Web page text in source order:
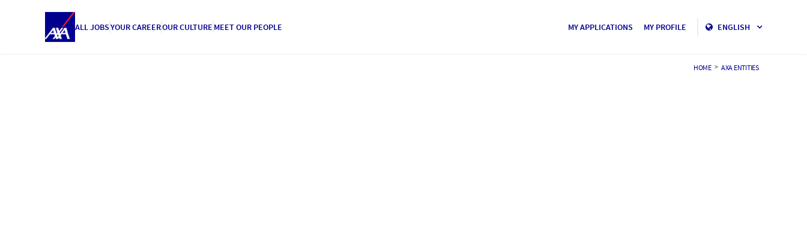
ALL JOBSYOUR CAREEROUR CULTURE MEET OUR PEOPLE MY APPLICATIONS MY PROFILE ENGLISH
HOME > AXA ENTITIES